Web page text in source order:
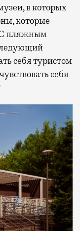
в которых
которые
С пляжным
себя туристом
себя